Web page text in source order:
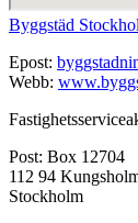
Byggstäd
Epost:
Webb:
Post: Box 12704
112 94
Stockholm